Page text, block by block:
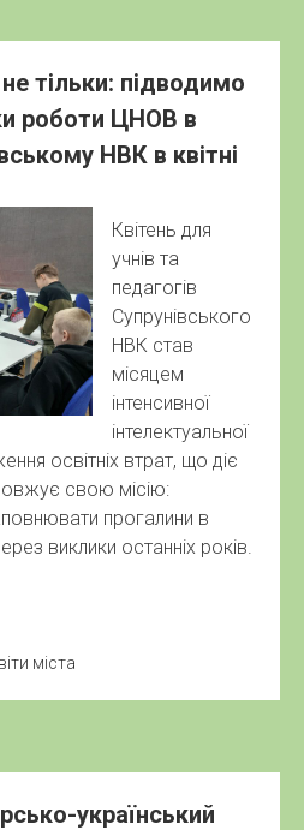
тільки: підводимо
роботи ЦНОВ в
НВК в квітні
Квітень для
учнів та
педагогів
Супрунівського
НВК став
місяцем
інтенсивної
інтелектуальної
освітніх втрат, що діє
свою місію:
прогалини в
виклики останніх років.
міста
український